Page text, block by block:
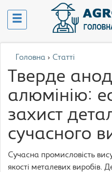
Головна › Статті
Тверде
алюмінію:
захист
сучасного
Сучасна промисловість
якості металевих виробів.